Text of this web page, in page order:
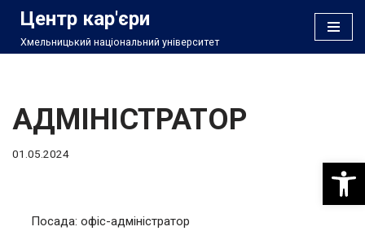
Перейти
Центр кар'єри
Хмельницький національний університет
АДМІНІСТРАТОР
01.05.2024
Посада: офіс-адміністратор